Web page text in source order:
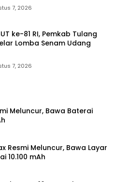
7, 2026
ke-81 RI, Pemkab Tulang
Lomba Senam Udang
7, 2026
Meluncur, Bawa Baterai
Resmi Meluncur, Bawa Layar
10.100 mAh